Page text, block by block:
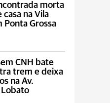
morta
na Vila
Ponta Grossa
CNH bate
trem e deixa
na Av.